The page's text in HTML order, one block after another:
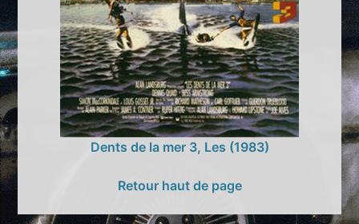
Dents de la mer 3, Les (1983)
Retour haut de page